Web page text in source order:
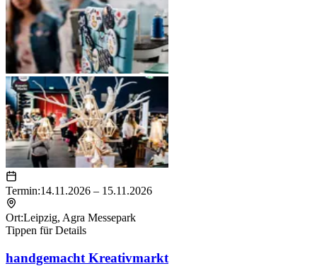
Termin:14.11.2026 – 15.11.2026
Ort:Leipzig, Agra Messepark
Tippen für Details
handgemacht Kreativmarkt